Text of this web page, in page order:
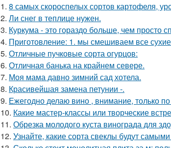
1. 8 самых скороспелых сортов картофеля,
2. Ли снег в теплице нужен.
3. Куркума - это гораздо больше, чем просто
4. Приготовление: 1. мы смешиваем все
5. Отличные пучковые сорта огурцов:
6. Отличная банька на крайнем севере.
7. Моя мама давно зимний сад хотела.
8. Красивейшая замена петунии -.
9. Ежегодно делаю вино , внимание, только
10. Какие мастер-классы или творческие
11. Обрезка молодого куста винограда для
12. Узнайте, какие сорта свеклы будут